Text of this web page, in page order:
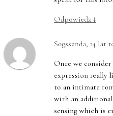
Odpowiedz ↓
Sogssanda, 14 lat
Once we
expression really
to an intimate
with an
sensing which is